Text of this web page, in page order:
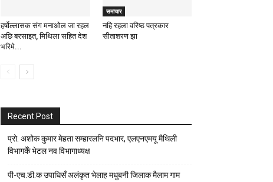
हर्षोल्लासक संग मनाओल जा रहल
अछि बरसाइत, मिथिला सहित देश
भरिमे...
समाचार
नहि रहला वरिष्ठ पत्रकार
सीताशरण झा
Recent Post
प्रो. अशोक कुमार मेहता सम्हारलनि पदभार, एलएनएमयू मैथिली
विभागकेँ भेटल नव विभागाध्यक्ष
पी-एच.डी.क उपाधिसँ अलंकृत भेलाह मधुबनी जिलाक मैलाम गाम